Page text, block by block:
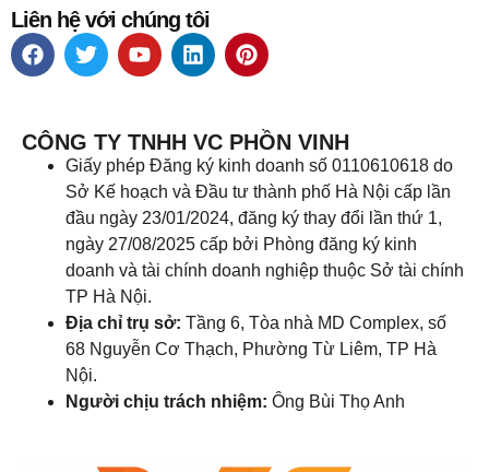
Liên hệ với chúng tôi
CÔNG TY TNHH VC PHỒN VINH
Giấy phép Đăng ký kinh doanh số 0110610618 do
Sở Kế hoạch và Đầu tư thành phố Hà Nội cấp lần
đầu ngày 23/01/2024, đăng ký thay đổi lần thứ 1,
ngày 27/08/2025 cấp bởi Phòng đăng ký kinh
doanh và tài chính doanh nghiệp thuộc Sở tài chính
TP Hà Nội.
Địa chỉ trụ sở: Tầng 6, Tòa nhà MD Complex, số
68 Nguyễn Cơ Thạch, Phường Từ Liêm, TP Hà
Nội.
Người chịu trách nhiệm: Ông Bùi Thọ Anh